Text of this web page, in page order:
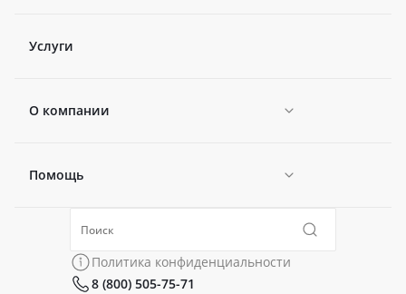
Услуги
О компании
Новости
Политика конфиденциальности
Помощь
Коллекции
Политика конфиденциальности
8 (800) 505-75-71